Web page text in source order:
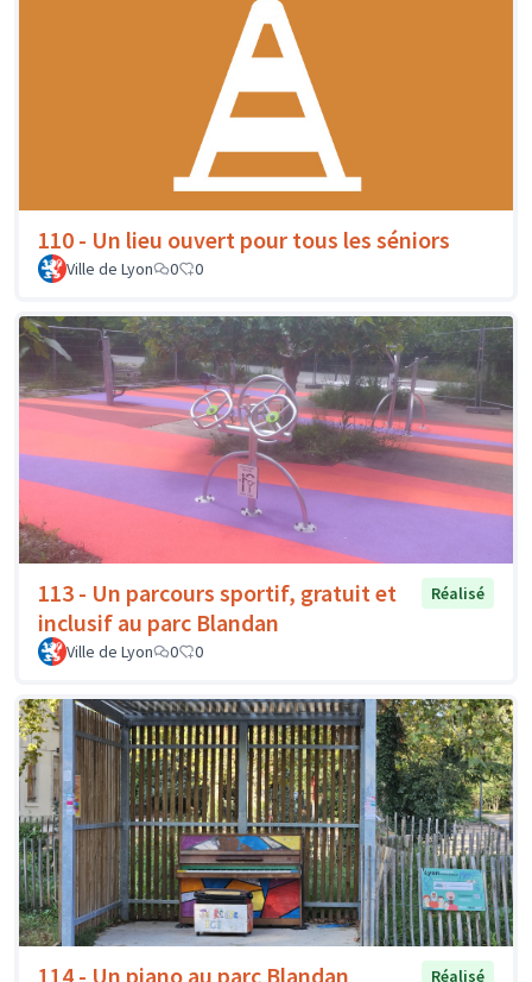
110 - Un lieu ouvert pour tous les séniors
Ville de Lyon 0 0
113 - Un parcours sportif, gratuit et
inclusif au parc Blandan
Réalisé
Ville de Lyon 0 0
114 - Un piano au parc Blandan
Réalisé